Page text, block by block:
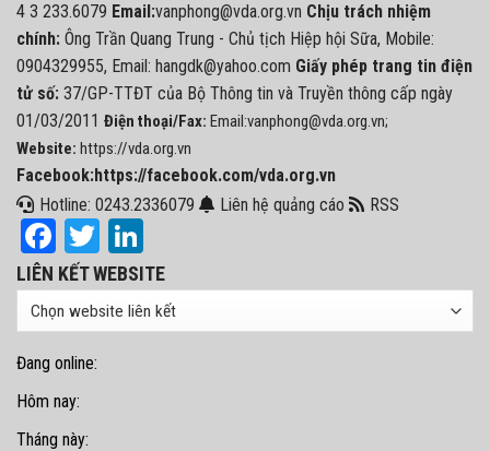
4 3 233.6079 Email:vanphong@vda.org.vn Chịu trách nhiệm
chính: Ông Trần Quang Trung - Chủ tịch Hiệp hội Sữa, Mobile:
0904329955, Email: hangdk@yahoo.com Giấy phép trang tin điện
tử số: 37/GP-TTĐT của Bộ Thông tin và Truyền thông cấp ngày
01/03/2011 Điện thoại/Fax: Email:vanphong@vda.org.vn;
Website: https://vda.org.vn
Facebook:https://facebook.com/vda.org.vn
Hotline: 0243.2336079
Liên hệ quảng cáo RSS
Facebook
Twitter
LIÊN KẾT WEBSITE
Đang online:
Hôm nay:
Tháng này: